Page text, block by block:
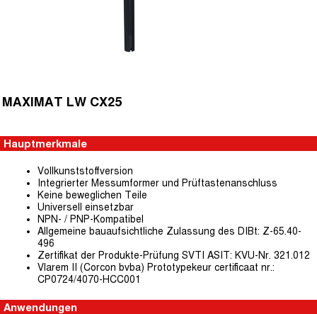
MAXIMAT LW CX25
Hauptmerkmale
Vollkunststoffversion
Integrierter Messumformer und Prüftastenanschluss
Keine beweglichen Teile
Universell einsetzbar
NPN- / PNP-Kompatibel
Allgemeine bauaufsichtliche Zulassung des DIBt: Z-65.40-
496
Zertifikat der Produkte-Prüfung SVTI ASIT: KVU-Nr. 321.012
Vlarem II (Corcon bvba) Prototypekeur certificaat nr.:
CP0724/4070-HCC001
Anwendungen